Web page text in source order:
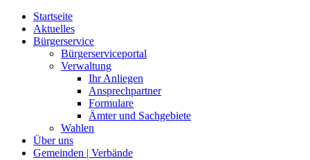
Startseite
Aktuelles
Bürgerservice
Bürgerserviceportal
Verwaltung
Ihr Anliegen
Ansprechpartner
Formulare
Ämter und Sachgebiete
Wahlen
Über uns
Gemeinden | Verbände